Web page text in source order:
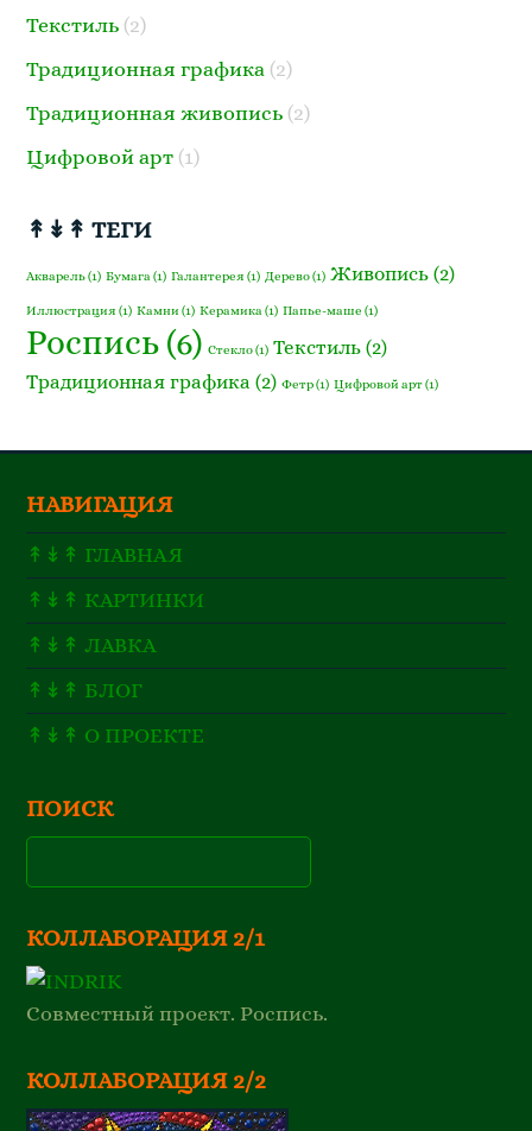
Текстиль (2)
Традиционная графика (2)
Традиционная живопись (2)
Цифровой арт (1)
↟↡↟ ТЕГИ
Акварель(1) Бумага (1) Галантерея (1) Дерево(1) Живопись (2)
Иллюстрация (1) Камни (1) Керамика (1) Папье-маше (1)
Роспись (6) Стекло(1) Текстиль (2)
Традиционная графика (2) Фетр(1) Цифровой арт(1)
НАВИГАЦИЯ
↟↡↟ ГЛАВНАЯ
↟↡↟ КАРТИНКИ
↟↡↟ ЛАВКА
↟↡↟ БЛОГ
↟↡↟ О ПРОЕКТЕ
ПОИСК
КОЛЛАБОРАЦИЯ 2/1
Совместный проект. Роспись.
КОЛЛАБОРАЦИЯ 2/2